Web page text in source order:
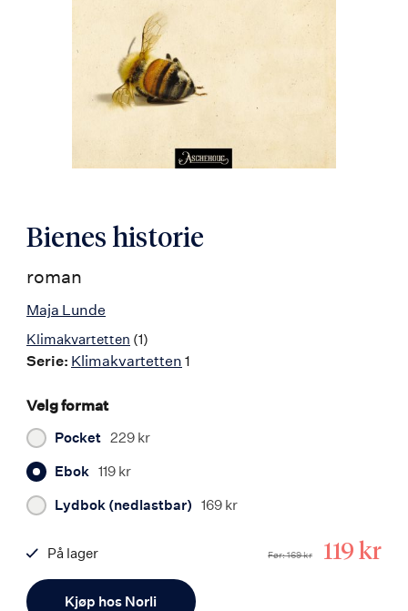
Bienes historie
roman
Maja Lunde
Klimakvartetten (1)
Serie: Klimakvartetten 1
Velg format
Pocket 229 kr
Ebok 119 kr
Lydbok (nedlastbar) 169 kr
Kjøp hos Norli
119 kr
Før 169 kr
På lager
9788203359835